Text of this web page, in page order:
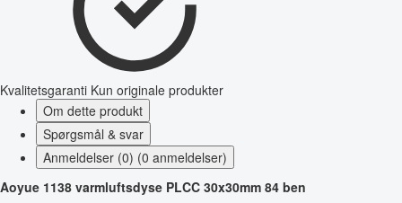
Kvalitetsgaranti Kun originale produkter
Om dette produkt
Spørgsmål & svar
Anmeldelser (0) (0 anmeldelser)
Aoyue 1138 varmluftsdyse PLCC 30x30mm 84 ben